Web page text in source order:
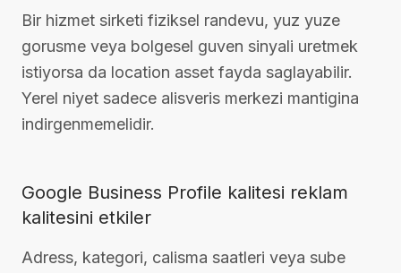
Bir hizmet sirketi fiziksel randevu, yuz yuze
gorusme veya bolgesel guven sinyali uretmek
istiyorsa da location asset fayda saglayabilir.
Yerel niyet sadece alisveris merkezi mantigina
indirgenmemelidir.
Google Business Profile kalitesi reklam
kalitesini etkiler
Adress, kategori, calisma saatleri veya sube